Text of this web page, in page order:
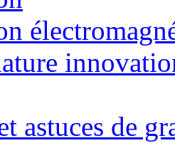
astuces de